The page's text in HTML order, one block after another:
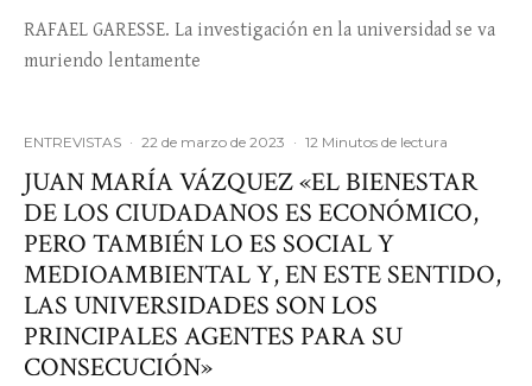
RAFAEL GARESSE. La investigación en la universidad se va
muriendo lentamente
ENTREVISTAS · 22 de marzo de 2023 · 12 Minutos de lectura
JUAN MARÍA VÁZQUEZ «EL BIENESTAR
DE LOS CIUDADANOS ES ECONÓMICO,
PERO TAMBIÉN LO ES SOCIAL Y
MEDIOAMBIENTAL Y, EN ESTE SENTIDO,
LAS UNIVERSIDADES SON LOS
PRINCIPALES AGENTES PARA SU
CONSECUCIÓN»